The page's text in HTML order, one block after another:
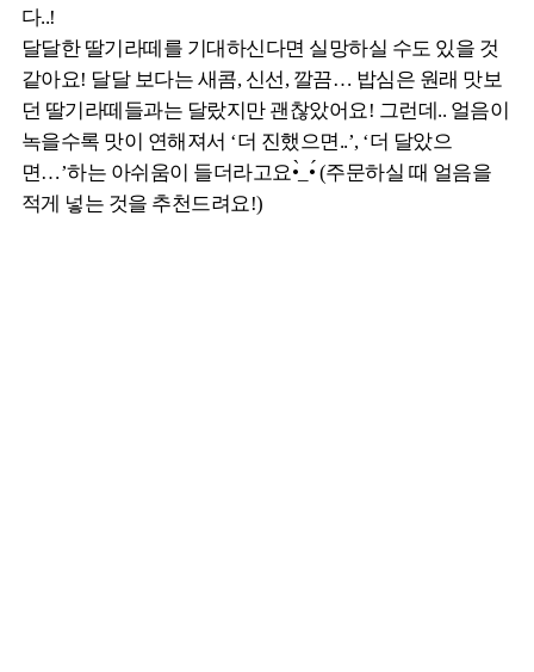
다..!
달달한 딸기라떼를 기대하신다면 실망하실 수도 있을 것
같아요! 달달 보다는 새콤, 신선, 깔끔… 밥심은 원래 맛보
던 딸기라떼들과는 달랐지만 괜찮았어요! 그런데.. 얼음이
녹을수록 맛이 연해져서 ‘더 진했으면..’, ‘더 달았으
면…’하는 아쉬움이 들더라고요•̀_•́ (주문하실 때 얼음을
적게 넣는 것을 추천드려요!)